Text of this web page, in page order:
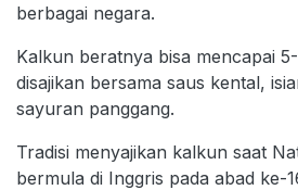
berbagai negara.
Kalkun beratnya bisa mencapai
disajikan bersama saus kental,
sayuran panggang.
Tradisi menyajikan kalkun saat
bermula di Inggris pada abad ke-